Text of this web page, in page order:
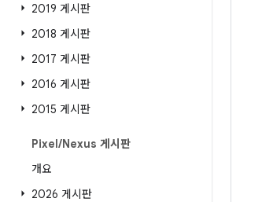
2019 게시판
2018 게시판
2017 게시판
2016 게시판
2015 게시판
Pixel/Nexus 게시판
개요
2026 게시판